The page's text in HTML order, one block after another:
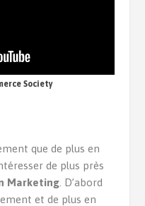
Society
que de plus en
de plus près
Marketing . D’abord
et de plus en